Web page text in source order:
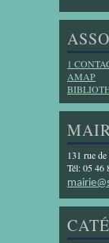
1
AMAP
131 rue
Tél: 05 46